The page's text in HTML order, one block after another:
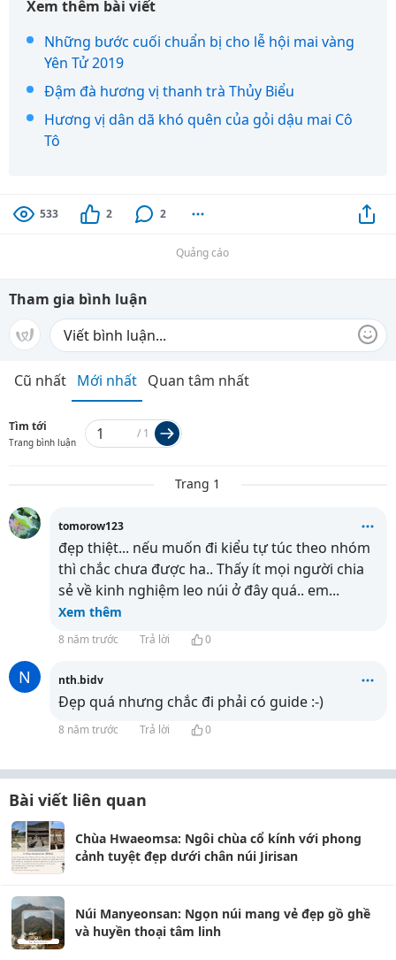
Xem thêm bài viết
Những bước cuối chuẩn bị cho lễ hội mai vàng
Yên Tử 2019
Đậm đà hương vị thanh trà Thủy Biểu
Hương vị dân dã khó quên của gỏi dậu mai Cô
Tô
533 2 2
Quảng cáo
Tham gia bình luận
Cũ nhất Mới nhất Quan tâm nhất
Tìm tới
Trang bình luận
/ 1
Trang 1
tomorow123
đẹp thiệt... nếu muốn đi kiểu tự túc theo nhóm
thì chắc chưa được ha.. Thấy ít mọi người chia
sẻ về kinh nghiệm leo núi ở đây quá.. em...
Xem thêm
8 năm trước Trả lời 0
N nth.bidv
Đẹp quá nhưng chắc đi phải có guide :-)
8 năm trước Trả lời 0
Bài viết liên quan
Chùa Hwaeomsa: Ngôi chùa cổ kính với phong
cảnh tuyệt đẹp dưới chân núi Jirisan
Núi Manyeonsan: Ngọn núi mang vẻ đẹp gồ ghề
và huyền thoại tâm linh